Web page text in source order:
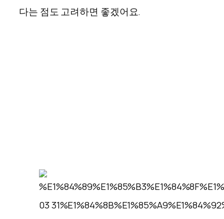
다는 점도 고려하면 좋겠어요.